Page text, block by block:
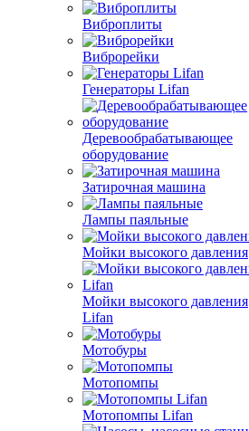
Виброплиты
Виброрейки
Генераторы Lifan
Деревообрабатывающее
оборудование
Затирочная машина
Лампы паяльные
Мойки высокого давления
Мойки высокого давления
Lifan
Мотобуры
Мотопомпы
Мотопомпы Lifan